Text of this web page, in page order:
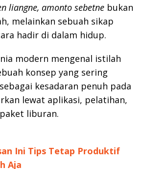
liangne, amonto sebetne bukan
melainkan sebuah sikap
hadir di dalam hidup.
modern mengenal istilah
konsep yang sering
kesadaran penuh pada
lewat aplikasi, pelatihan,
liburan.
Ini Tips Tetap Produktif
Aja